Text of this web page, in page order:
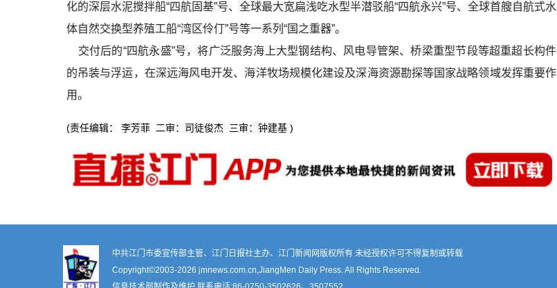
化的深层水泥搅拌船“四航固基”号、全球最大宽扁浅吃水型半潜驳船“四航永兴”号、全球首艘自航式水
体自然交换型养殖工船“湾区伶仃”号等一系列“国之重器”。
交付后的“四航永盛”号，将广泛服务海上大型钢结构、风电导管架、桥梁重型节段等超重超长构件
的吊装与浮运，在深远海风电开发、海洋牧场规模化建设及深海资源勘探等国家战略领域发挥重要作
用。
(责任编辑： 李芳菲 二审：司徒俊杰 三审：钟建基 )
中共江门市委宣传部主管、江门日报社主办、江门新闻网版权所有 未经授权许可不得复制或转载
Copyright©2003-2026 jmnews.com.cn,JiangMen Daily Press. All Rights Reserved.